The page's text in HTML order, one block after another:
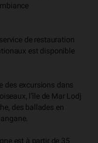
de restauration
est disponible
des excursions dans
l’île de Mar Lodj
des ballades en
est à partir de 35